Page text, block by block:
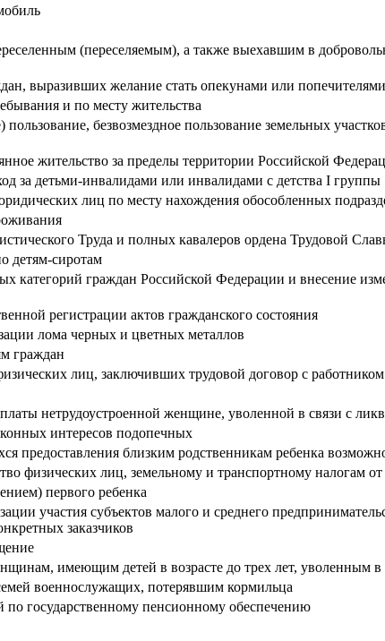
(переселяемым), а также выехавшим в
выразивших желание стать опекунами или попечителями
и по месту жительства
безвозмездное пользование земельных
жительство за пределы территории Российской
за детьми-инвалидами или инвалидами с детства I группы
лиц по месту нахождения обособленных
Труда и полных кавалеров ордена Трудовой
детям-сиротам
категорий граждан Российской Федерации и внесение
регистрации актов гражданского состояния
лома черных и цветных металлов
граждан
лиц, заключивших трудовой договор с работником
нетрудоустроенной женщине, уволенной в связи с
интересов подопечных
предоставления близким родственникам ребенка
физических лиц, земельному и транспортному налогам
первого ребенка
участия субъектов малого и среднего
заказчиков
имеющим детей в возрасте до трех лет, уволенным в
военнослужащих, потерявшим кормильца
государственному пенсионному обеспечению